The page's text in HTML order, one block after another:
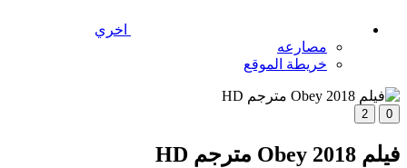
اخري
مصارعه
خريطة الموقع
0
2
فيلم Obey 2018 مترجم HD